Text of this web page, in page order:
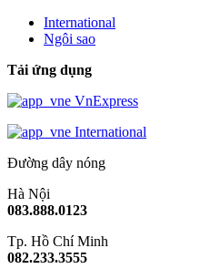
International
Ngôi sao
Tải ứng dụng
VnExpress
International
Đường dây nóng
Hà Nội
083.888.0123
Tp. Hồ Chí Minh
082.233.3555